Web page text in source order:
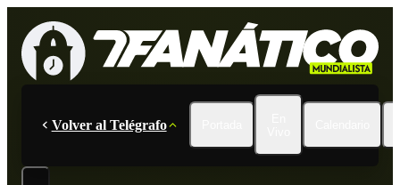
Volver al Telégrafo